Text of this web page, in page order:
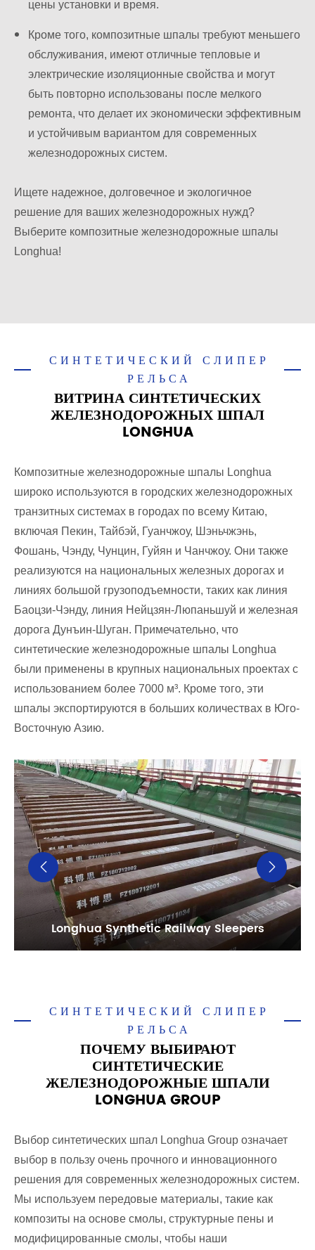
цены установки и время.
Кроме того, композитные шпалы требуют меньшего
обслуживания, имеют отличные тепловые и
электрические изоляционные свойства и могут
быть повторно использованы после мелкого
ремонта, что делает их экономически эффективным
и устойчивым вариантом для современных
железнодорожных систем.
Ищете надежное, долговечное и экологичное
решение для ваших железнодорожных нужд?
Выберите композитные железнодорожные шпалы
Longhua!
СИНТЕТИЧЕСКИЙ СЛИПЕР
РЕЛЬСА
ВИТРИНА СИНТЕТИЧЕСКИХ
ЖЕЛЕЗНОДОРОЖНЫХ ШПАЛ
LONGHUA
Композитные железнодорожные шпалы Longhua
широко используются в городских железнодорожных
транзитных системах в городах по всему Китаю,
включая Пекин, Тайбэй, Гуанчжоу, Шэньчжэнь,
Фошань, Чэнду, Чунцин, Гуйян и Чанчжоу. Они также
реализуются на национальных железных дорогах и
линиях большой грузоподъемности, таких как линия
Баоцзи-Чэнду, линия Нейцзян-Люпаньшуй и железная
дорога Дунъин-Шуган. Примечательно, что
синтетические железнодорожные шпалы Longhua
были применены в крупных национальных проектах с
использованием более 7000 м³. Кроме того, эти
шпалы экспортируются в больших количествах в Юго-
Восточную Азию.
Longhua Synthetic Railway Sleepers
 
СИНТЕТИЧЕСКИЙ СЛИПЕР
РЕЛЬСА
ПОЧЕМУ ВЫБИРАЮТ
СИНТЕТИЧЕСКИЕ
ЖЕЛЕЗНОДОРОЖНЫЕ ШПАЛИ
LONGHUA GROUP
Выбор синтетических шпал Longhua Group означает
выбор в пользу очень прочного и инновационного
решения для современных железнодорожных систем.
Мы используем передовые материалы, такие как
композиты на основе смолы, структурные пены и
модифицированные смолы, чтобы наши